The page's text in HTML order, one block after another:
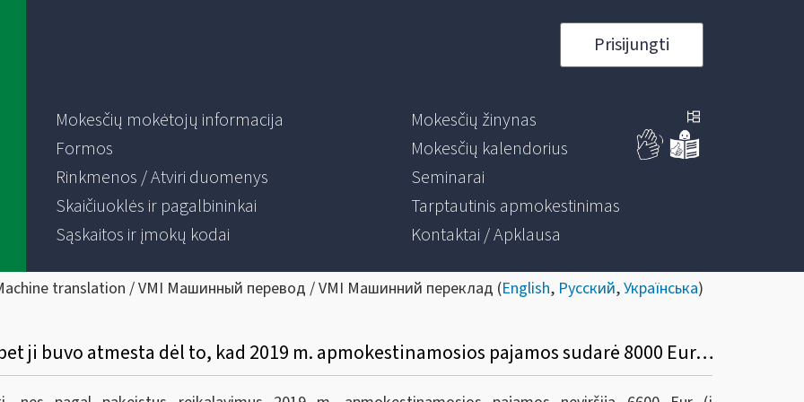
Prisijungti
Mokesčių mokėtojų informacija
Formos
Rinkmenos / Atviri duomenys
Skaičiuoklės ir pagalbininkai
Sąskaitos ir įmokų kodai
Mokesčių žinynas
Mokesčių kalendorius
Seminarai
Tarptautinis apmokestinimas
Kontaktai / Apklausa
translation / VMI Машинный перевод / VMI Машинний переклад (English, Русский,Українська)
(N) Teikiau paraišką subsidijai gauti, bet ji buvo atmesta dėl to, kad 2019 m. apmokestinamosios pajamos sudarė 8000 Eur, iš kurių 1500 Eur sudaro honorarai iš AGATA, LATGA ir AVAKA. Ar atnaujinus paraiškų teikimą galiu iš naujo teikti paraišką ir gauti subsidiją?